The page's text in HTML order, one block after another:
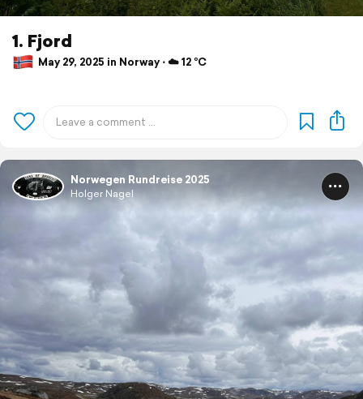
1. Fjord
May 29, 2025 in Norway ⋅ ☁️ 12 °C
Norwegen Rundreise 2025
Holger Nagel